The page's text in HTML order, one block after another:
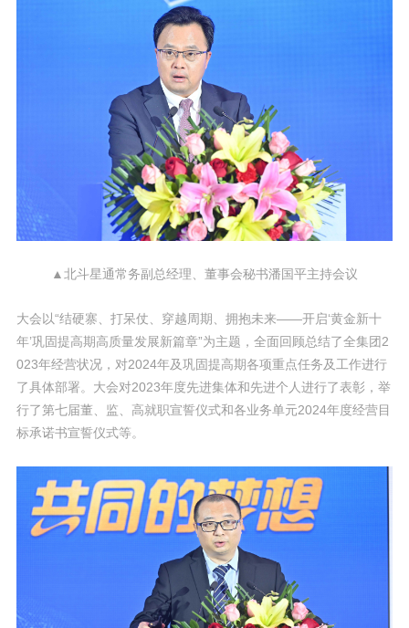
▲北斗星通常务副总经理、董事会秘书潘国平主持会议
大会以“结硬寨、打呆仗、穿越周期、拥抱未来——开启‘黄金新十
年’巩固提高期高质量发展新篇章”为主题，全面回顾总结了全集团2
023年经营状况，对2024年及巩固提高期各项重点任务及工作进行
了具体部署。大会对2023年度先进集体和先进个人进行了表彰，举
行了第七届董、监、高就职宣誓仪式和各业务单元2024年度经营目
标承诺书宣誓仪式等。